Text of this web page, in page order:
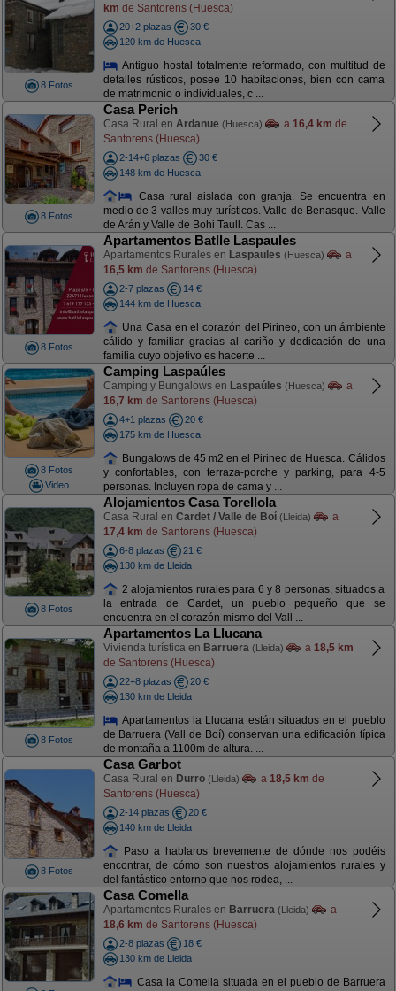
8 Fotos
km de Santorens (Huesca)
20+2 plazas
30 €
120 km de Huesca
Antiguo hostal totalmente reformado, con multitud de
detalles rústicos, posee 10 habitaciones, bien con cama
de matrimonio o individuales, c ...
8 Fotos
Casa Perich
Casa Rural en Ardanue (Huesca) a 16,4 km de
Santorens (Huesca)
2-14+6 plazas
30 €
148 km de Huesca
Casa rural aislada con granja. Se encuentra en
medio de 3 valles muy turísticos. Valle de Benasque. Valle
de Arán y Valle de Bohi Taull. Cas ...
8 Fotos
Apartamentos Batlle Laspaules
Apartamentos Rurales en Laspaules (Huesca)
a
16,5 km de Santorens (Huesca)
2-7 plazas
14 €
144 km de Huesca
Una Casa en el corazón del Pirineo, con un ámbiente
cálido y familiar gracias al cariño y dedicación de una
familia cuyo objetivo es hacerte ...
8 Fotos
Video
Camping Laspaúles
Camping y Bungalows en Laspaúles (Huesca)
a
16,7 km de Santorens (Huesca)
4+1 plazas
20 €
175 km de Huesca
Bungalows de 45 m2 en el Pirineo de Huesca. Cálidos
y confortables, con terraza-porche y parking, para 4-5
personas. Incluyen ropa de cama y ...
8 Fotos
Alojamientos Casa Torellola
Casa Rural en Cardet / Valle de Boí (Lleida)
a
17,4 km de Santorens (Huesca)
6-8 plazas
21 €
130 km de Lleida
2 alojamientos rurales para 6 y 8 personas, situados a
la entrada de Cardet, un pueblo pequeño que se
encuentra en el corazón mismo del Vall ...
8 Fotos
Apartamentos La Llucana
Vivienda turística en Barruera (Lleida) a 18,5 km
de Santorens (Huesca)
22+8 plazas
20 €
130 km de Lleida
Apartamentos la Llucana están situados en el pueblo
de Barruera (Vall de Boí) conservan una edificación típica
de montaña a 1100m de altura. ...
8 Fotos
Casa Garbot
Casa Rural en Durro (Lleida) a 18,5 km de
Santorens (Huesca)
2-14 plazas
20 €
140 km de Lleida
Paso a hablaros brevemente de dónde nos podéis
encontrar, de cómo son nuestros alojamientos rurales y
del fantástico entorno que nos rodea, ...
Casa Comella
Apartamentos Rurales en Barruera (Lleida)
a
18,6 km de Santorens (Huesca)
2-8 plazas
18 €
130 km de Lleida
Casa la Comella situada en el pueblo de Barruera